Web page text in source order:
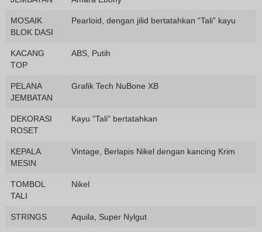
MOSAIK
BLOK DASI
Pearloid, dengan jilid bertatahkan “Tali” kayu
KACANG
TOP
ABS, Putih
PELANA
JEMBATAN
Grafik Tech NuBone XB
DEKORASI
ROSET
Kayu "Tali" bertatahkan
KEPALA
MESIN
Vintage, Berlapis Nikel dengan kancing Krim
TOMBOL
TALI
Nikel
STRINGS Aquila, Super Nylgut